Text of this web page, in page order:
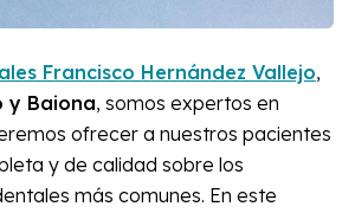
Francisco Hernández Vallejo,
y Baiona, somos expertos en
ofrecer a nuestros pacientes
y de calidad sobre los
más comunes. En este